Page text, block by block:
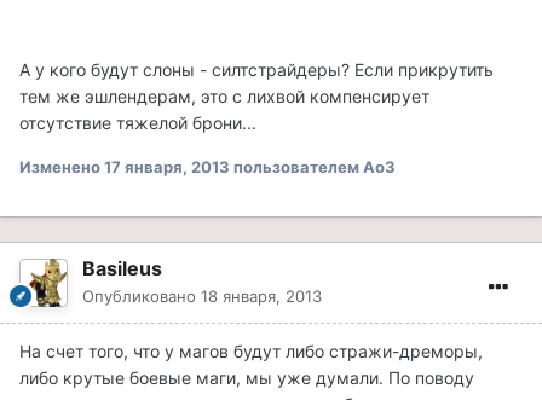
А у кого будут слоны - силтстрайдеры? Если прикрутить
тем же эшлендерам, это с лихвой компенсирует
отсутствие тяжелой брони...
Изменено17 января, 2013 пользователем Ao3
Basileus
Опубликовано 18 января, 2013
На счет того, что у магов будут либо стражи-дреморы,
либо крутые боевые маги, мы уже думали. По поводу